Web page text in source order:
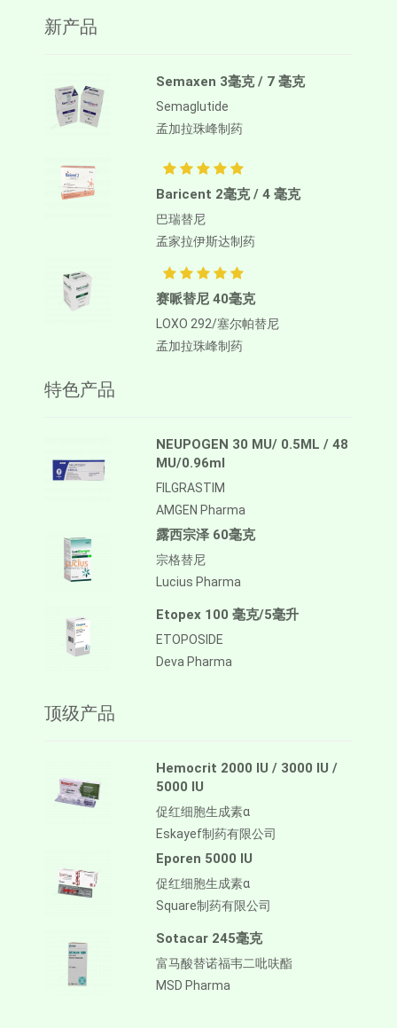
新产品
Semaxen 3毫克 / 7 毫克
Semaglutide
孟加拉珠峰制药
Baricent 2毫克 / 4 毫克
巴瑞替尼
孟家拉伊斯达制药
赛哌替尼 40毫克
LOXO 292/塞尔帕替尼
孟加拉珠峰制药
特色产品
NEUPOGEN 30 MU/ 0.5ML / 48
MU/0.96ml
FILGRASTIM
AMGEN Pharma
露西宗泽 60毫克
宗格替尼
Lucius Pharma
Etopex 100 毫克/5毫升
ETOPOSIDE
Deva Pharma
顶级产品
Hemocrit 2000 IU / 3000 IU /
5000 IU
促红细胞生成素α
Eskayef制药有限公司
Eporen 5000 IU
促红细胞生成素α
Square制药有限公司
Sotacar 245毫克
富马酸替诺福韦二吡呋酯
MSD Pharma